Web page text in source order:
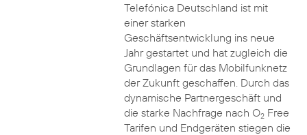
Telefónica Deutschland ist mit
einer starken
Geschäftsentwicklung ins neue
Jahr gestartet und hat zugleich die
Grundlagen für das Mobilfunknetz
der Zukunft geschaffen. Durch das
dynamische Partnergeschäft und
die starke Nachfrage nach O2Free
Tarifen und Endgeräten stiegen die